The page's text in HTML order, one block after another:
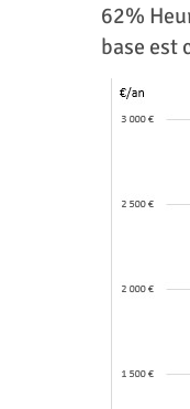
62%
base est